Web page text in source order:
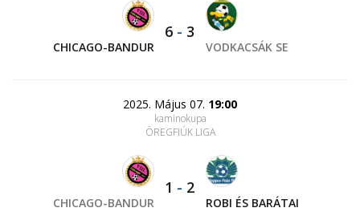
CHICAGO-BANDUR
6 - 3
VODKACSÁK SE
2025. Május 07. 19:00
kaminokupa
ÖREGFIÚK LIGA
CHICAGO-BANDUR
1 - 2
ROBI ÉS BARÁTAI